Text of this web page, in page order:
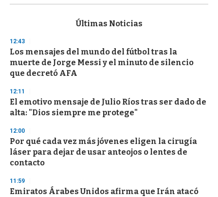
s
d
s
o
f
3
s
e
c
o
d
s
Últimas Noticias
12:43
Los mensajes del mundo del fútbol tras la
muerte de Jorge Messi y el minuto de silencio
que decretó AFA
12:11
El emotivo mensaje de Julio Ríos tras ser dado de
alta: "Dios siempre me protege"
12:00
Por qué cada vez más jóvenes eligen la cirugía
láser para dejar de usar anteojos o lentes de
contacto
11:59
Emiratos Árabes Unidos afirma que Irán atacó